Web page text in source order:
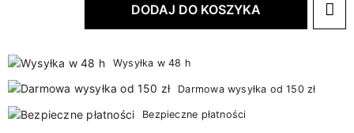
DODAJ DO KOSZYKA
Wysyłka w 48 h
Darmowa wysyłka od 150 zł
Bezpieczne płatności